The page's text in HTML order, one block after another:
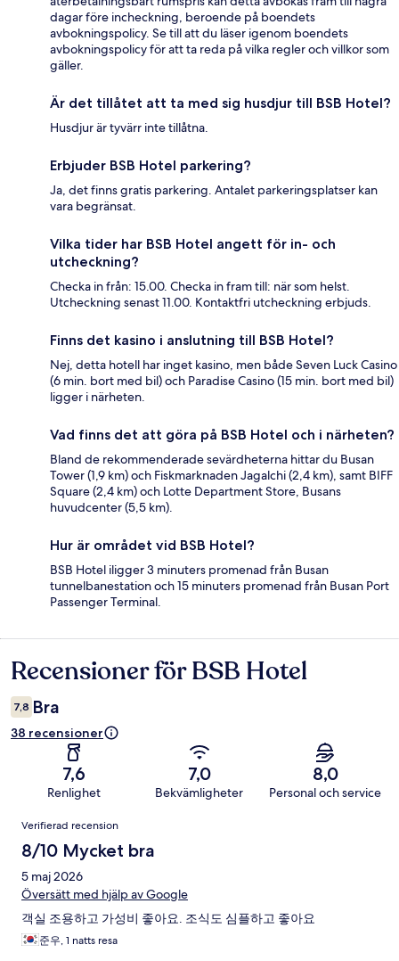
dagar före incheckning, beroende på boendets
avbokningspolicy. Se till att du läser igenom boendets
avbokningspolicy för att ta reda på vilka regler och villkor som
gäller.
Är det tillåtet att ta med sig husdjur till BSB Hotel?
Husdjur är tyvärr inte tillåtna.
Erbjuder BSB Hotel parkering?
Ja, det finns gratis parkering. Antalet parkeringsplatser kan
vara begränsat.
Vilka tider har BSB Hotel angett för in- och
utcheckning?
Checka in från: 15.00. Checka in fram till: när som helst.
Utcheckning senast 11.00. Kontaktfri utcheckning erbjuds.
Finns det kasino i anslutning till BSB Hotel?
Nej, detta hotell har inget kasino, men både Seven Luck Casino
(6 min. bort med bil) och Paradise Casino (15 min. bort med bil)
ligger i närheten.
Vad finns det att göra på BSB Hotel och i närheten?
Bland de rekommenderade sevärdheterna hittar du Busan
Tower (1,9 km) och Fiskmarknaden Jagalchi (2,4 km), samt BIFF
Square (2,4 km) och Lotte Department Store, Busans
huvudcenter (5,5 km).
Hur är området vid BSB Hotel?
BSB Hotel iligger 3 minuters promenad från Busan
tunnelbanestation och 15 minuters promenad från Busan Port
Passenger Terminal.
Recensioner
Recensioner för BSB Hotel
7,8 Bra
38 recensioner
7,6
Renlighet
7,0
Bekvämligheter
8,0
Personal och service
Recensioner
Verifierad recension
8/10 Mycket bra
5 maj 2026
Översätt med hjälp av Google
객실 조용하고 가성비 좋아요. 조식도 심플하고 좋아요
준우, 1 natts resa